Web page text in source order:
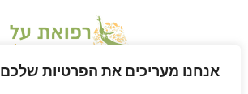
אנחנו מעריכים את הפרטיות שלכם